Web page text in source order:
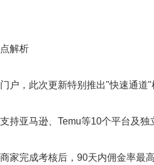
解析
，此次更新特别推出"快速通道"
亚马逊、Temu等10个平台及独
完成考核后，90天内佣金率最高